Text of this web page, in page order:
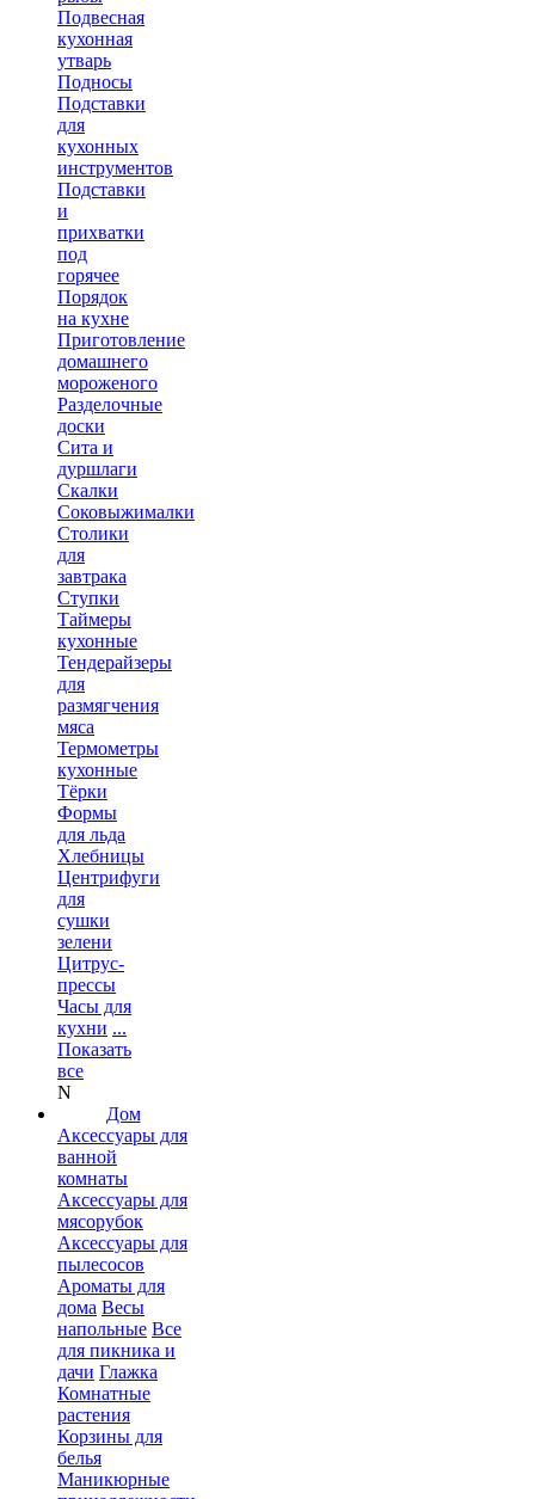
Подвесная
кухонная
утварь
Подносы
Подставки
для
кухонных
инструментов
Подставки
и
прихватки
под
горячее
Порядок
на кухне
Приготовление
домашнего
мороженого
Разделочные
доски
Сита и
дуршлаги
Скалки
Соковыжималки
Столики
для
завтрака
Ступки
Таймеры
кухонные
Тендерайзеры
для
размягчения
мяса
Термометры
кухонные
Тёрки
Формы
для льда
Хлебницы
Центрифуги
для
сушки
зелени
Цитрус-
прессы
Часы для
кухни ...
Показать
все
N
Дом
Аксессуары для
ванной
комнаты
Аксессуары для
мясорубок
Аксессуары для
пылесосов
Ароматы для
дома Весы
напольные Все
для пикника и
дачи Глажка
Комнатные
растения
Корзины для
белья
Маникюрные